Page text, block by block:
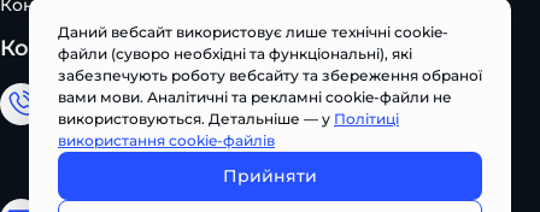
Контакти
Контакти
Відділ продажу
+380 (67) 327 62 10
Даний вебсайт використовує лише технічні cookie-
файли (суворо необхідні та функціональні), які
забезпечують роботу вебсайту та збереження обраної
вами мови. Аналітичні та рекламні cookie-файли не
використовуються. Детальніше — у Політиці
використання cookie-файлів
Прийняти